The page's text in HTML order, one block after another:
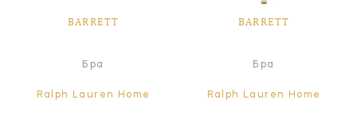
BARRETT
Бра
Ralph Lauren Home
BARRETT
Бра
Ralph Lauren Home